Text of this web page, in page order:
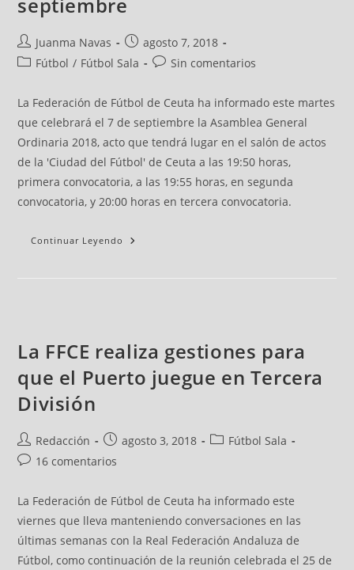
Juanma Navas
agosto 7, 2018
Fútbol / Fútbol Sala Sin comentarios
La Federación de Fútbol de Ceuta ha informado este martes
que celebrará el 7 de septiembre la Asamblea General
Ordinaria 2018, acto que tendrá lugar en el salón de actos
de la 'Ciudad del Fútbol' de Ceuta a las 19:50 horas,
primera convocatoria, a las 19:55 horas, en segunda
convocatoria, y 20:00 horas en tercera convocatoria.
Continuar Leyendo
La FFCE realiza gestiones para
que el Puerto juegue en Tercera
División
Redacción agosto 3, 2018
Fútbol Sala
16 comentarios
La Federación de Fútbol de Ceuta ha informado este
viernes que lleva manteniendo conversaciones en las
últimas semanas con la Real Federación Andaluza de
Fútbol, como continuación de la reunión celebrada el 25 de